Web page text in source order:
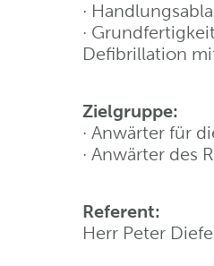
·
·
Defibrillation
Zielgruppe:
· Anwärter für
· Anwärter des
Referent:
Herr Peter